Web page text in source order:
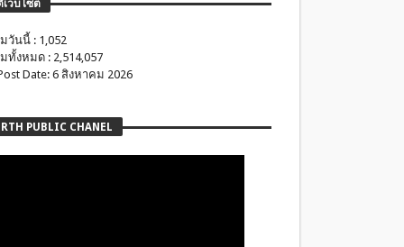
เว็บไซต์
วันนี้ : 1,052
ทั้งหมด : 2,514,057
Date: 6 สิงหาคม 2026
PUBLIC CHANEL